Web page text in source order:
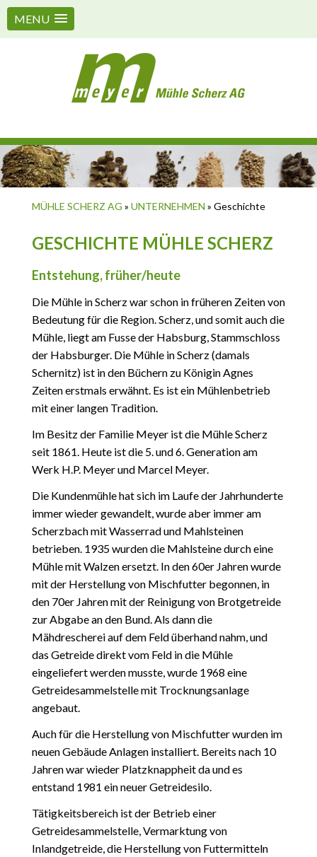
MENU
MÜHLE SCHERZ AG » UNTERNEHMEN » Geschichte
GESCHICHTE MÜHLE SCHERZ
Entstehung, früher/heute
Die Mühle in Scherz war schon in früheren Zeiten von
Bedeutung für die Region. Scherz, und somit auch die
Mühle, liegt am Fusse der Habsburg, Stammschloss
der Habsburger. Die Mühle in Scherz (damals
Schernitz) ist in den Büchern zu Königin Agnes
Zeiten erstmals erwähnt. Es ist ein Mühlenbetrieb
mit einer langen Tradition.
Im Besitz der Familie Meyer ist die Mühle Scherz
seit 1861. Heute ist die 5. und 6. Generation am
Werk H.P. Meyer und Marcel Meyer.
Die Kundenmühle hat sich im Laufe der Jahrhunderte
immer wieder gewandelt, wurde aber immer am
Scherzbach mit Wasserrad und Mahlsteinen
betrieben. 1935 wurden die Mahlsteine durch eine
Mühle mit Walzen ersetzt. In den 60er Jahren wurde
mit der Herstellung von Mischfutter begonnen, in
den 70er Jahren mit der Reinigung von Brotgetreide
zur Abgabe an den Bund. Als dann die
Mähdrescherei auf dem Feld überhand nahm, und
das Getreide direkt vom Feld in die Mühle
eingeliefert werden musste, wurde 1968 eine
Getreidesammelstelle mit Trocknungsanlage
angebaut.
Auch für die Herstellung von Mischfutter wurden im
neuen Gebäude Anlagen installiert. Bereits nach 10
Jahren war wieder Platzknappheit da und es
entstand 1981 ein neuer Getreidesilo.
Tätigkeitsbereich ist der Betrieb einer
Getreidesammelstelle, Vermarktung von
Inlandgetreide, die Herstellung von Futtermitteln